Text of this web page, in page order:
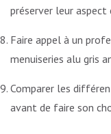
préserver leur aspect
Faire appel à un
menuiseries alu gris
Comparer les
avant de faire son